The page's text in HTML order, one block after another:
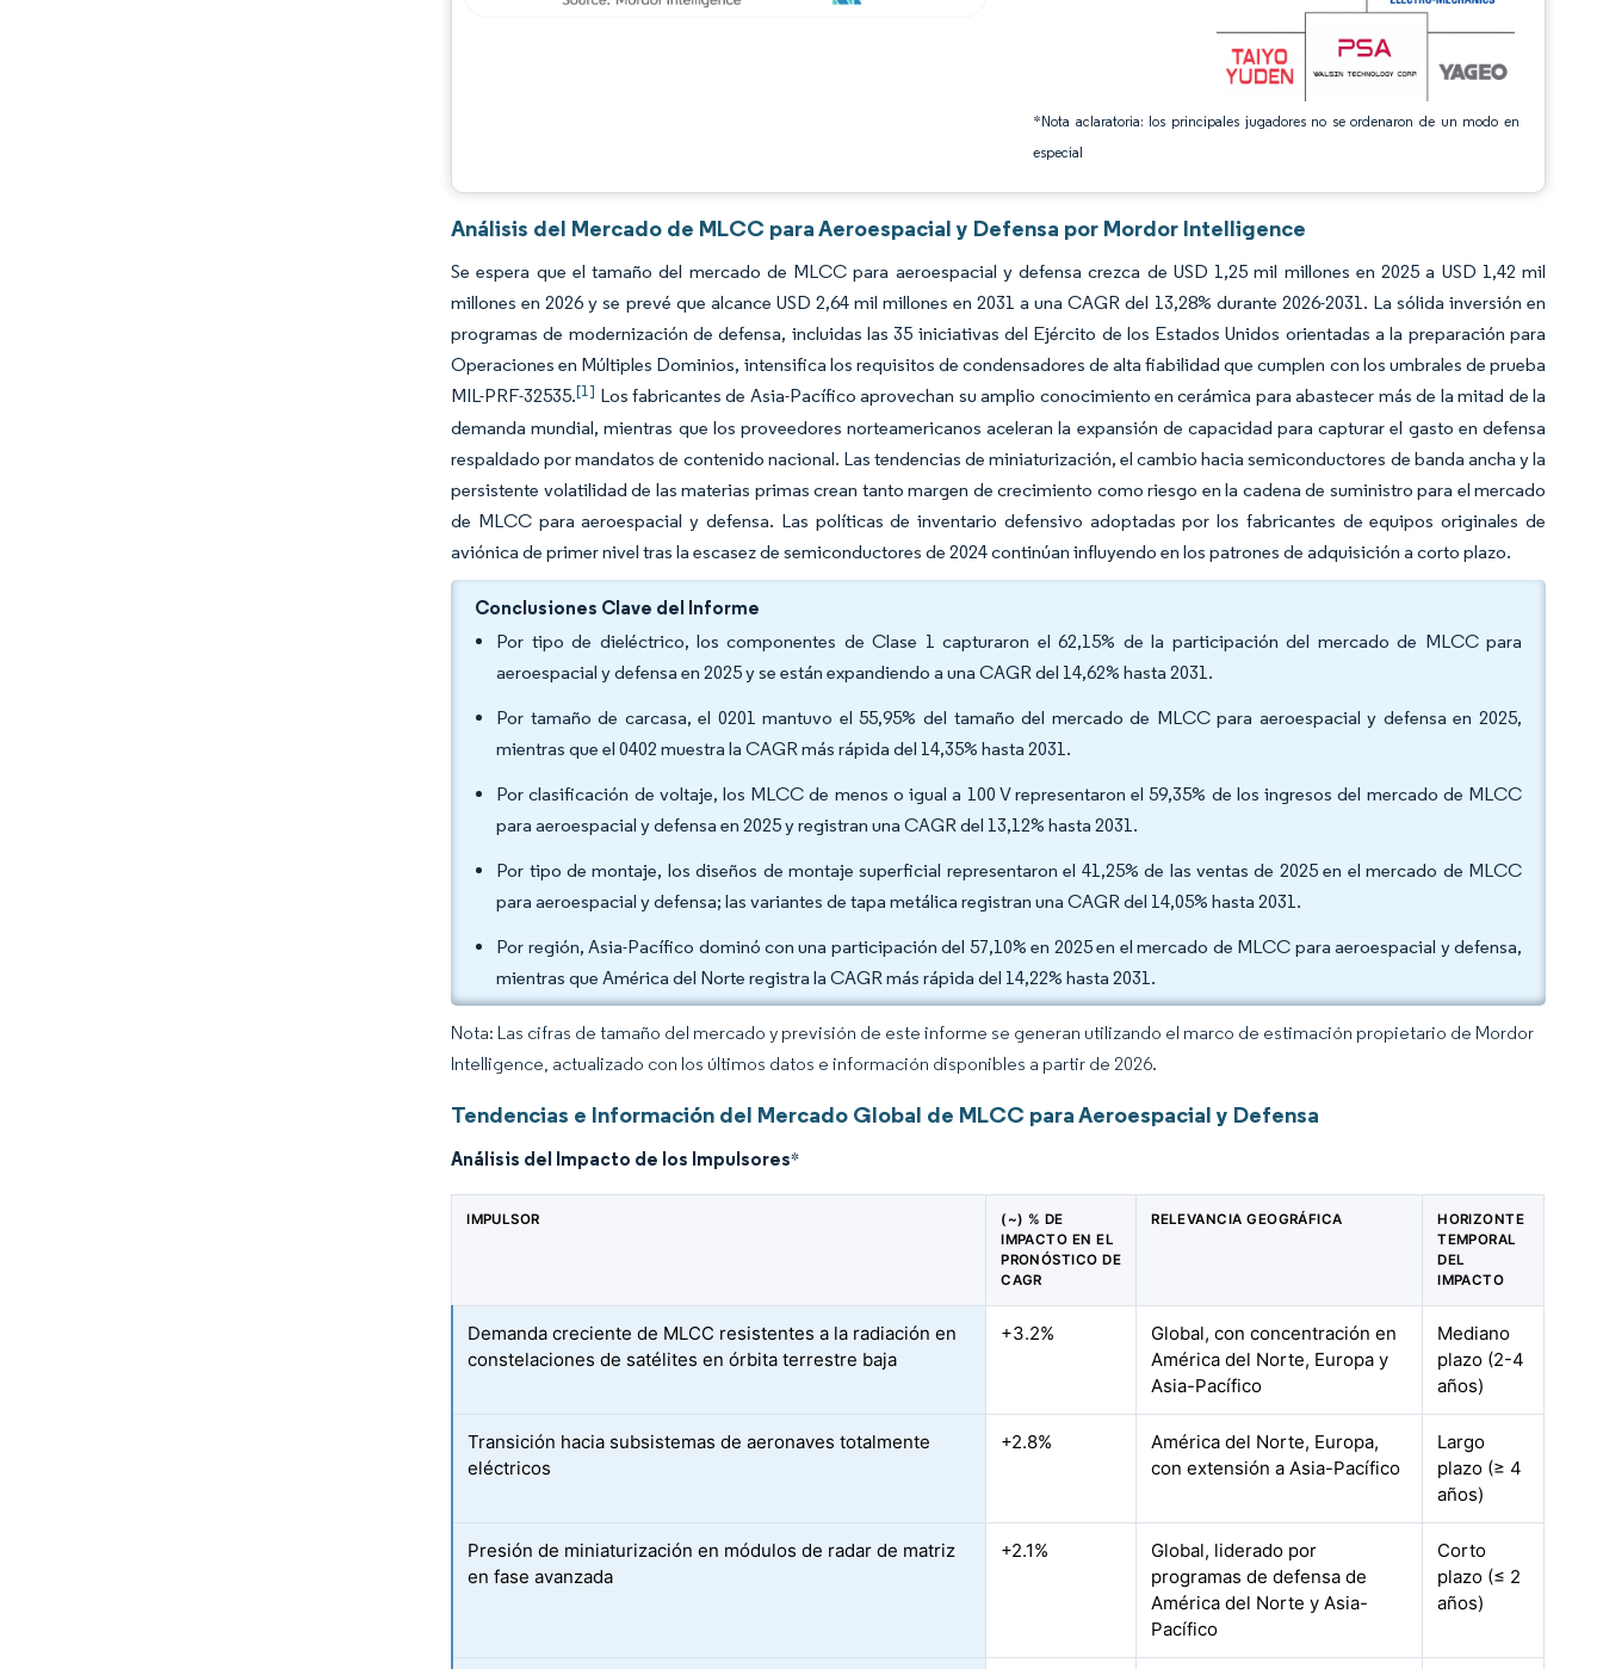
*Nota aclaratoria: los principales jugadores no se ordenaron de un modo en
especial
Análisis del Mercado de MLCC para Aeroespacial y Defensa por Mordor Intelligence
Se espera que el tamaño del mercado de MLCC para aeroespacial y defensa crezca de USD 1,25 mil millones en 2025 a USD 1,42 mil
millones en 2026 y se prevé que alcance USD 2,64 mil millones en 2031 a una CAGR del 13,28% durante 2026-2031. La sólida inversión en
programas de modernización de defensa, incluidas las 35 iniciativas del Ejército de los Estados Unidos orientadas a la preparación para
Operaciones en Múltiples Dominios, intensifica los requisitos de condensadores de alta fiabilidad que cumplen con los umbrales de prueba
MIL-PRF-32535.[1] Los fabricantes de Asia-Pacífico aprovechan su amplio conocimiento en cerámica para abastecer más de la mitad de la
demanda mundial, mientras que los proveedores norteamericanos aceleran la expansión de capacidad para capturar el gasto en defensa
respaldado por mandatos de contenido nacional. Las tendencias de miniaturización, el cambio hacia semiconductores de banda ancha y la
persistente volatilidad de las materias primas crean tanto margen de crecimiento como riesgo en la cadena de suministro para el mercado
de MLCC para aeroespacial y defensa. Las políticas de inventario defensivo adoptadas por los fabricantes de equipos originales de
aviónica de primer nivel tras la escasez de semiconductores de 2024 continúan influyendo en los patrones de adquisición a corto plazo.
Conclusiones Clave del Informe
Por tipo de dieléctrico, los componentes de Clase 1 capturaron el 62,15% de la participación del mercado de MLCC para
aeroespacial y defensa en 2025 y se están expandiendo a una CAGR del 14,62% hasta 2031.
Por tamaño de carcasa, el 0201 mantuvo el 55,95% del tamaño del mercado de MLCC para aeroespacial y defensa en 2025,
mientras que el 0402 muestra la CAGR más rápida del 14,35% hasta 2031.
Por clasificación de voltaje, los MLCC de menos o igual a 100 V representaron el 59,35% de los ingresos del mercado de MLCC
para aeroespacial y defensa en 2025 y registran una CAGR del 13,12% hasta 2031.
Por tipo de montaje, los diseños de montaje superficial representaron el 41,25% de las ventas de 2025 en el mercado de MLCC
para aeroespacial y defensa; las variantes de tapa metálica registran una CAGR del 14,05% hasta 2031.
Por región, Asia-Pacífico dominó con una participación del 57,10% en 2025 en el mercado de MLCC para aeroespacial y defensa,
mientras que América del Norte registra la CAGR más rápida del 14,22% hasta 2031.
Nota: Las cifras de tamaño del mercado y previsión de este informe se generan utilizando el marco de estimación propietario de Mordor
Intelligence, actualizado con los últimos datos e información disponibles a partir de 2026.
Tendencias e Información del Mercado Global de MLCC para Aeroespacial y Defensa
Análisis del Impacto de los Impulsores*
IMPULSOR
(~) % DE
IMPACTO EN EL
PRONÓSTICO DE
CAGR
RELEVANCIA GEOGRÁFICA
HORIZONTE
TEMPORAL
DEL
IMPACTO
Demanda creciente de MLCC resistentes a la radiación en
constelaciones de satélites en órbita terrestre baja
+3.2%
Global, con concentración en
América del Norte, Europa y
Asia-Pacífico
Mediano
plazo (2-4
años)
Transición hacia subsistemas de aeronaves totalmente
eléctricos
+2.8%
América del Norte, Europa,
con extensión a Asia-Pacífico
Largo
plazo (≥ 4
años)
Presión de miniaturización en módulos de radar de matriz
en fase avanzada
+2.1%
Global, liderado por
programas de defensa de
América del Norte y Asia-
Pacífico
Corto
plazo (≤ 2
años)